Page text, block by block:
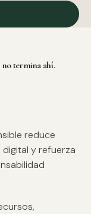
no termina ahí.
reduce
digital y refuerza